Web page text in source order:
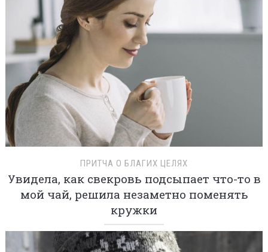
ПРИТЧА О БЛАГИХ ЦЕЛЯХ
Увидела, как свекровь подсыпает что-то в
мой чай, решила незаметно поменять
кружки